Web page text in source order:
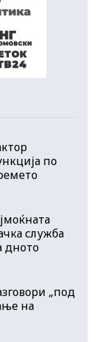
по
служба
дното
„под
на